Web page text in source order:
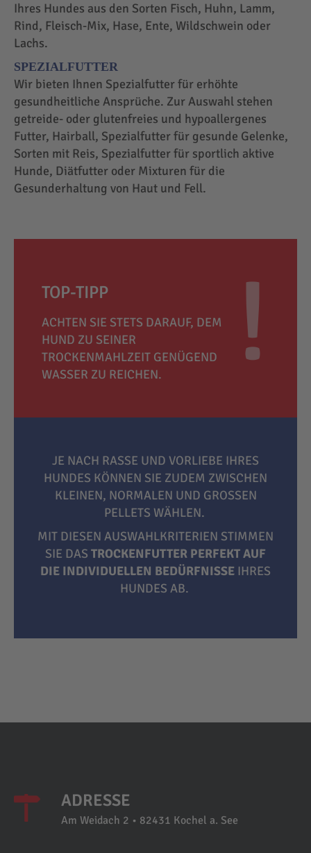
Ihres Hundes aus den Sorten Fisch, Huhn, Lamm,
Rind, Fleisch-Mix, Hase, Ente, Wildschwein oder
Lachs.
SPEZIALFUTTER
Wir bieten Ihnen Spezialfutter für erhöhte
gesundheitliche Ansprüche. Zur Auswahl stehen
getreide- oder glutenfreies und hypoallergenes
Futter, Hairball, Spezialfutter für gesunde Gelenke,
Sorten mit Reis, Spezialfutter für sportlich aktive
Hunde, Diätfutter oder Mixturen für die
Gesunderhaltung von Haut und Fell.
TOP-TIPP
ACHTEN SIE STETS DARAUF, DEM
HUND ZU SEINER
TROCKENMAHLZEIT GENÜGEND
WASSER ZU REICHEN.
JE NACH RASSE UND VORLIEBE IHRES
HUNDES KÖNNEN SIE ZUDEM ZWISCHEN
KLEINEN, NORMALEN UND GROSSEN P
ELLETS WÄHLEN.
MIT DIESEN AUSWAHLKRITERIEN STIMMEN
SIE DAS TROCKENFUTTER PERFEKT AUF
DIE INDIVIDUELLEN BEDÜRFNISSE IHRES
HUNDES AB.
ADRESSE
Am Weidach 2 • 82431 Kochel a. See